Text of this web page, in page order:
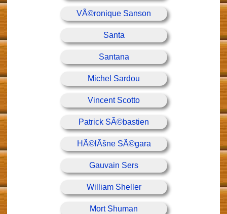
VÃ©ronique Sanson
Santa
Santana
Michel Sardou
Vincent Scotto
Patrick SÃ©bastien
HÃ©lÃšne SÃ©gara
Gauvain Sers
William Sheller
Mort Shuman